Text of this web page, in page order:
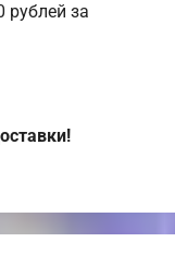
рублей за